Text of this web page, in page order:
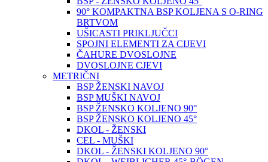
90° KOMPAKTNA BSP KOLJENA S O-RING
BRTVOM
UŠICASTI PRIKLJUČCI
SPOJNI ELEMENTI ZA CIJEVI
ČAHURE DVOSLOJNE
DVOSLOJNE CJEVI
METRIČNI
BSP ŽENSKI NAVOJ
BSP MUŠKI NAVOJ
BSP ŽENSKO KOLJENO 90°
BSP ŽENSKO KOLJENO 45°
DKOL - ŽENSKI
CEL - MUŠKI
DKOL - ŽENSKI KOLJENO 90°